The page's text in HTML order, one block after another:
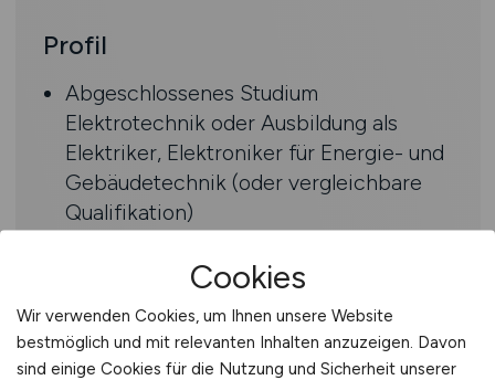
Profil
Abgeschlossenes Studium
Elektrotechnik oder Ausbildung als
Elektriker, Elektroniker für Energie- und
Gebäudetechnik (oder vergleichbare
Qualifikation)
Meister im Bereich Elektrotechnik
Erfahrung im technischen
Gebäudemanagement, idealerweise mit
Cookies
Wir verwenden Cookies, um Ihnen unsere Website
bestmöglich und mit relevanten Inhalten anzuzeigen. Davon
sind einige Cookies für die Nutzung und Sicherheit unserer